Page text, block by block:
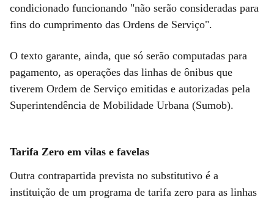
condicionado funcionando "não serão consideradas para
fins do cumprimento das Ordens de Serviço".
O texto garante, ainda, que só serão computadas para
pagamento, as operações das linhas de ônibus que
tiverem Ordem de Serviço emitidas e autorizadas pela
Superintendência de Mobilidade Urbana (Sumob).
Tarifa Zero em vilas e favelas
Outra contrapartida prevista no substitutivo é a
instituição de um programa de tarifa zero para as linhas